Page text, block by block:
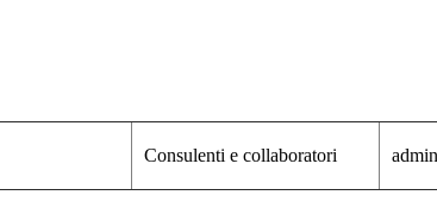
Consulenti e collaboratori admin